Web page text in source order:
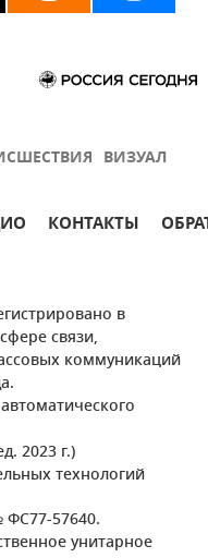
ВИЗУАЛ
КОНТАКТЫ
в
связи,
коммуникаций
2023 г.)
технологий
ФС77-57640.
унитарное